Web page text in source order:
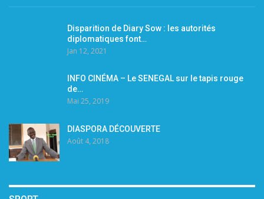
Disparition de Diary Sow : les autorités
diplomatiques font…
Jan 12, 2021
INFO CINÉMA – Le SENEGAL sur le tapis rouge
de…
Mai 25, 2019
DIASPORA DÉCOUVERTE
Août 4, 2018